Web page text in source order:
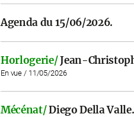
Agenda du 15/06/2026.
Horlogerie/Jean-
En vue / 11/05/2026
Mécénat/Diego Della Valle.